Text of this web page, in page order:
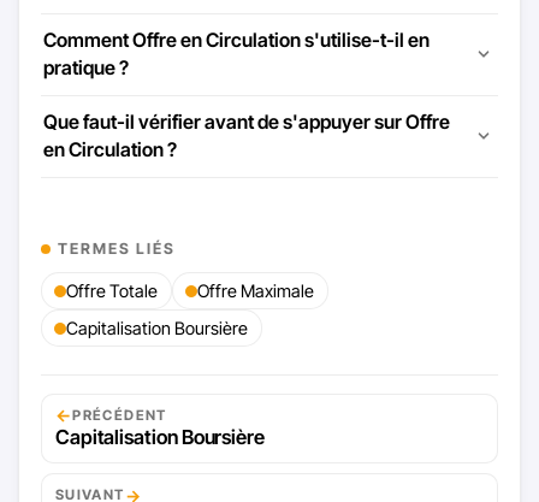
Comment Offre en Circulation s'utilise-t-il en
pratique ?
Que faut-il vérifier avant de s'appuyer sur Offre
en Circulation ?
TERMES LIÉS
Offre Totale
Offre Maximale
Capitalisation Boursière
←PRÉCÉDENT
Capitalisation Boursière
SUIVANT →